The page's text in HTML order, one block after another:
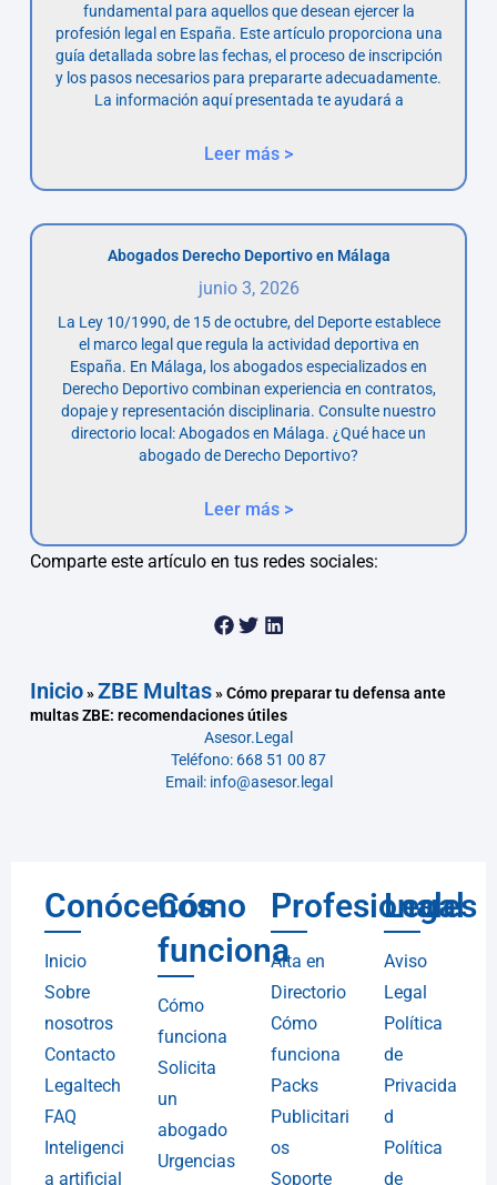
fundamental para aquellos que desean ejercer la
profesión legal en España. Este artículo proporciona una
guía detallada sobre las fechas, el proceso de inscripción
y los pasos necesarios para prepararte adecuadamente.
La información aquí presentada te ayudará a
Leer más >
Abogados Derecho Deportivo en Málaga
junio 3, 2026
La Ley 10/1990, de 15 de octubre, del Deporte establece
el marco legal que regula la actividad deportiva en
España. En Málaga, los abogados especializados en
Derecho Deportivo combinan experiencia en contratos,
dopaje y representación disciplinaria. Consulte nuestro
directorio local: Abogados en Málaga. ¿Qué hace un
abogado de Derecho Deportivo?
Leer más >
Comparte este artículo en tus redes sociales:
Inicio»ZBE Multas»Cómo preparar tu defensa ante
multas ZBE: recomendaciones útiles
Asesor.Legal
Teléfono: 668 51 00 87
Email: info@asesor.legal
Conócenos
Inicio
Sobre
nosotros
Contacto
Legaltech
FAQ
Inteligenci
a artificial
Cómo
funciona
Cómo
funciona
Solicita
un
abogado
Urgencias
Profesionales
Alta en
Directorio
Cómo
funciona
Packs
Publicitari
os
Soporte
Legal
Aviso
Legal
Política
de
Privacida
d
Política
de